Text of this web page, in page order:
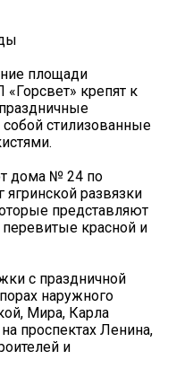
площади
крепят к
стилизованные
дома № 24 по
развязки
представляют
красной и
с праздничной
наружного
Мира, Карла
проспектах Ленина,
и